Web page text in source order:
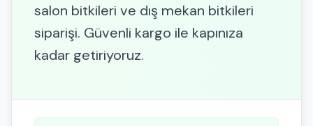
salon bitkileri ve dış mekan bitkileri
siparişi. Güvenli kargo ile kapınıza
kadar getiriyoruz.